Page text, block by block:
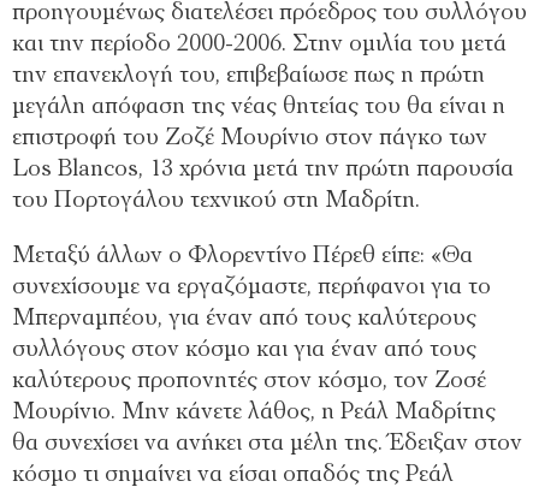
προηγουμένως διατελέσει πρόεδρος του συλλόγου
και την περίοδο 2000-2006. Στην ομιλία του μετά
την επανεκλογή του, επιβεβαίωσε πως η πρώτη
μεγάλη απόφαση της νέας θητείας του θα είναι η
επιστροφή του Ζοζέ Μουρίνιο στον πάγκο των
Los Blancos, 13 χρόνια μετά την πρώτη παρουσία
του Πορτογάλου τεχνικού στη Μαδρίτη.
Μεταξύ άλλων ο Φλορεντίνο Πέρεθ είπε: «Θα
συνεχίσουμε να εργαζόμαστε, περήφανοι για το
Μπερναμπέου, για έναν από τους καλύτερους
συλλόγους στον κόσμο και για έναν από τους
καλύτερους προπονητές στον κόσμο, τον Ζοσέ
Μουρίνιο. Μην κάνετε λάθος, η Ρεάλ Μαδρίτης
θα συνεχίσει να ανήκει στα μέλη της. Έδειξαν στον
κόσμο τι σημαίνει να είσαι οπαδός της Ρεάλ